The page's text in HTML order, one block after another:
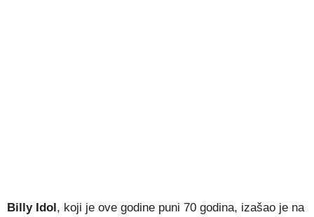
Billy Idol, koji je ove godine puni 70 godina, izašao je na